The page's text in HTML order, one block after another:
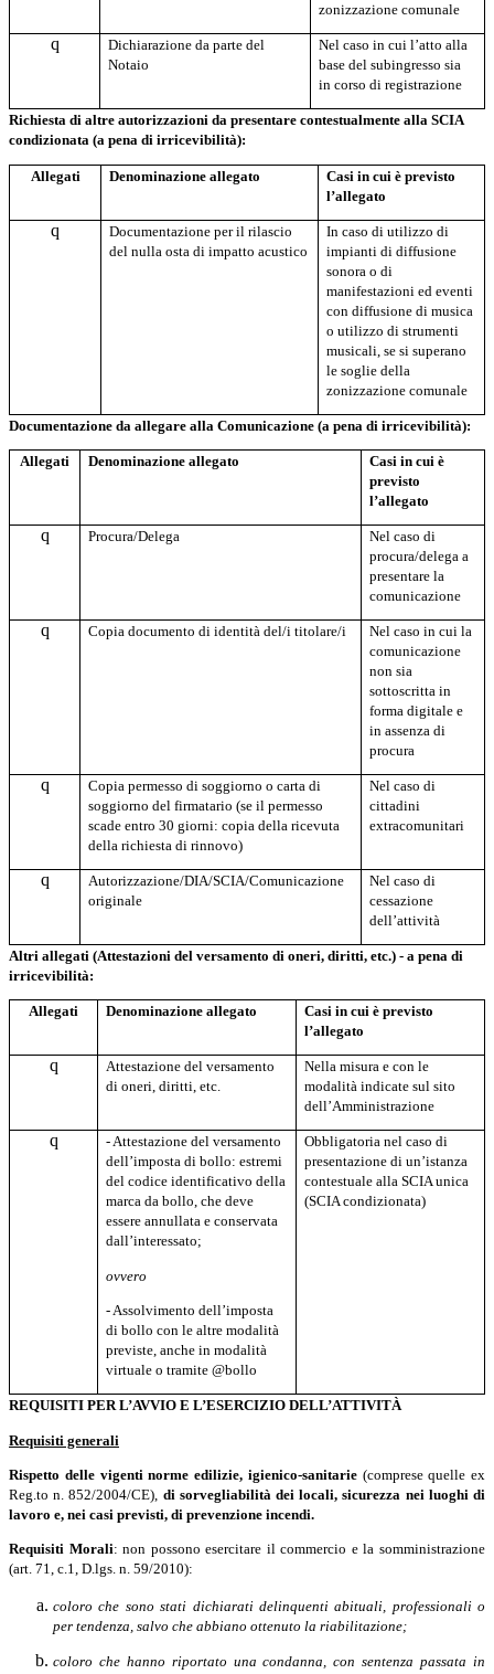
zonizzazione comunale
q
Dichiarazione da parte del
Notaio
Nel caso in cui l’atto alla
base del subingresso sia
in corso di registrazione
Richiesta di altre autorizzazioni da presentare contestualmente alla SCIA
condizionata (a pena di irricevibilità):
Allegati Denominazione allegato
Casi in cui è previsto
l’allegato
q
Documentazione per il rilascio
del nulla osta di impatto acustico
In caso di utilizzo di
impianti di diffusione
sonora o di
manifestazioni ed eventi
con diffusione di musica
o utilizzo di strumenti
musicali, se si superano
le soglie della
zonizzazione comunale
Documentazione da allegare alla Comunicazione (a pena di irricevibilità):
Allegati Denominazione allegato
Casi in cui è
previsto
l’allegato
q Procura/Delega
Nel caso di
procura/delega a
presentare la
comunicazione
q Copia documento di identità del/i titolare/i
Nel caso in cui la
comunicazione
non sia
sottoscritta in
forma digitale e
in assenza di
procura
q
Copia permesso di soggiorno o carta di
soggiorno del firmatario (se il permesso
scade entro 30 giorni: copia della ricevuta
della richiesta di rinnovo)
Nel caso di
cittadini
extracomunitari
q Autorizzazione/DIA/SCIA/Comunicazione
originale
Nel caso di
cessazione
dell’attività
Altri allegati (Attestazioni del versamento di oneri, diritti, etc.) - a pena di
irricevibilità:
Allegati Denominazione allegato
Casi in cui è previsto
l’allegato
q
Attestazione del versamento
di oneri, diritti, etc.
Nella misura e con le
modalità indicate sul sito
dell’Amministrazione
q
- Attestazione del versamento
dell’imposta di bollo: estremi
del codice identificativo della
marca da bollo, che deve
essere annullata e conservata
dall’interessato;
ovvero
- Assolvimento dell’imposta
di bollo con le altre modalità
previste, anche in modalità
virtuale o tramite @bollo
Obbligatoria nel caso di
presentazione di un’istanza
contestuale alla SCIA unica
(SCIA condizionata)
REQUISITI PER L’AVVIO E L’ESERCIZIO DELL’ATTIVITÀ
Requisiti generali
Rispetto delle vigenti norme edilizie, igienico-sanitarie(comprese quelle ex
Reg.to n. 852/2004/CE), di sorvegliabilità dei locali, sicurezza nei luoghi di
lavoro e, nei casi previsti, di prevenzione incendi.
Requisiti Morali: non possono esercitare il commercio e la somministrazione
(art. 71, c.1, D.lgs. n. 59/2010):
coloro che sono stati dichiarati delinquenti abituali, professionali o
per tendenza, salvo che abbiano ottenuto la riabilitazione;
coloro che hanno riportato una condanna, con sentenza passata in